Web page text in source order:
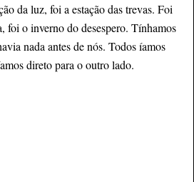
da luz, foi a estação das trevas. Foi
foi o inverno do desespero. Tínhamos
nada antes de nós. Todos íamos
direto para o outro lado.